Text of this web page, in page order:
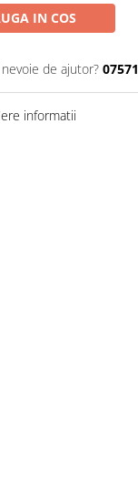
IN COS
de ajutor?
informatii